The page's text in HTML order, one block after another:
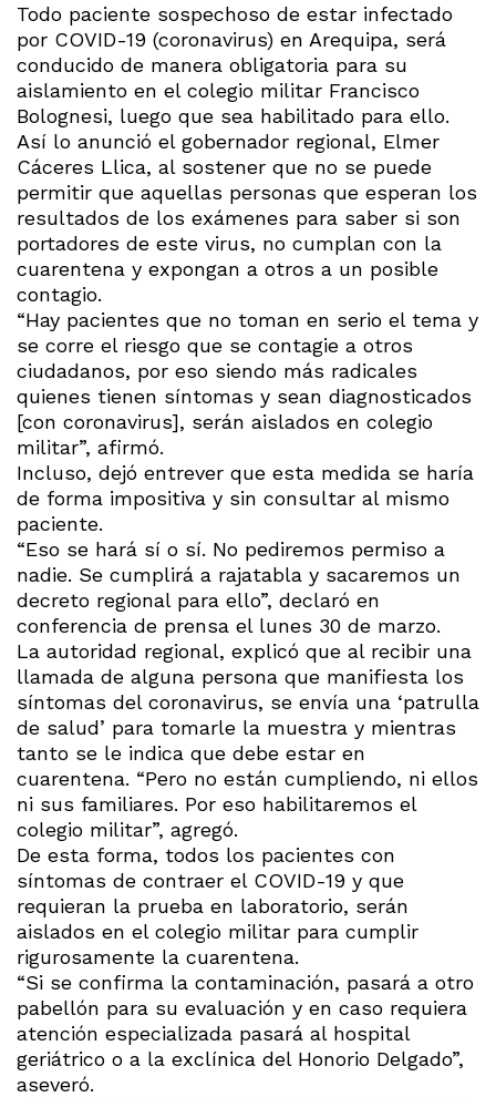
Todo paciente sospechoso de estar infectado
por COVID-19 (coronavirus) en Arequipa, será
conducido de manera obligatoria para su
aislamiento en el colegio militar Francisco
Bolognesi, luego que sea habilitado para ello.
Así lo anunció el gobernador regional, Elmer
Cáceres Llica, al sostener que no se puede
permitir que aquellas personas que esperan los
resultados de los exámenes para saber si son
portadores de este virus, no cumplan con la
cuarentena y expongan a otros a un posible
contagio.
“Hay pacientes que no toman en serio el tema y
se corre el riesgo que se contagie a otros
ciudadanos, por eso siendo más radicales
quienes tienen síntomas y sean diagnosticados
[con coronavirus], serán aislados en colegio
militar”, afirmó.
Incluso, dejó entrever que esta medida se haría
de forma impositiva y sin consultar al mismo
paciente.
“Eso se hará sí o sí. No pediremos permiso a
nadie. Se cumplirá a rajatabla y sacaremos un
decreto regional para ello”, declaró en
conferencia de prensa el lunes 30 de marzo.
La autoridad regional, explicó que al recibir una
llamada de alguna persona que manifiesta los
síntomas del coronavirus, se envía una ‘patrulla
de salud’ para tomarle la muestra y mientras
tanto se le indica que debe estar en
cuarentena. “Pero no están cumpliendo, ni ellos
ni sus familiares. Por eso habilitaremos el
colegio militar”, agregó.
De esta forma, todos los pacientes con
síntomas de contraer el COVID-19 y que
requieran la prueba en laboratorio, serán
aislados en el colegio militar para cumplir
rigurosamente la cuarentena.
“Si se confirma la contaminación, pasará a otro
pabellón para su evaluación y en caso requiera
atención especializada pasará al hospital
geriátrico o a la exclínica del Honorio Delgado”,
aseveró.